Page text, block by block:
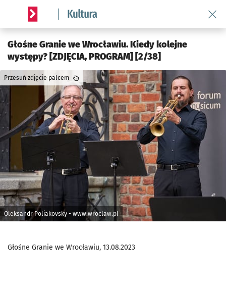
Serwis informacyjny wroclaw.pl podserwis: Kultura
Głośne Granie we Wrocławiu. Kiedy kolejne
występy? [ZDJĘCIA, PROGRAM] [2/38]
Oleksandr Poliakovsky - www.wroclaw.pl
Przesuń zdjęcie palcem
Głośne Granie we Wrocławiu, 13.08.2023